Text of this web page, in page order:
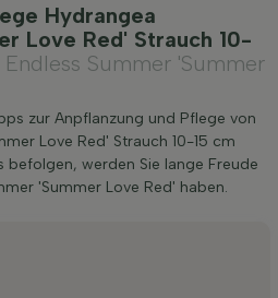
Hydrangea
Love Red' Strauch 10-
Summer 'Summer
zur Anpflanzung und Pflege von
Love Red' Strauch 10-15 cm
befolgen, werden Sie lange Freude
'Summer Love Red' haben.